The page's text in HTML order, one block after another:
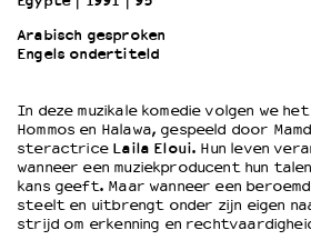
OVER LANTARENVENSTER
Werken bij
Wie is wie
Word vriend
Historie
Partners
Arabisch gesproken
Engels ondertiteld
In deze muzikale komedie volgen we
Hommos en Halawa, gespeeld door
steractrice Laila Eloui. Hun leven
wanneer een muziekproducent hun
kans geeft. Maar wanneer een
steelt en uitbrengt onder zijn eigen
strijd om erkenning en